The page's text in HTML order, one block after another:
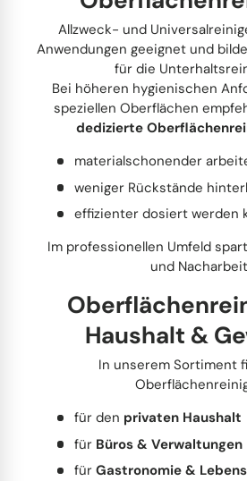
Allzweck- und
Anwendungen geeignet und
für die
Bei höheren hygienischen
speziellen Oberflächen
dedizierte
materialschonender
weniger Rückstände
effizienter dosiert werden
Im professionellen Umfeld
und
Haushalt &
In unserem Sortiment
für den privaten Haushalt
für Büros & Verwaltungen
für Gastronomie &